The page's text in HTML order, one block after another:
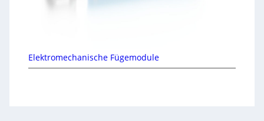
Elektromechanische Fügemodule